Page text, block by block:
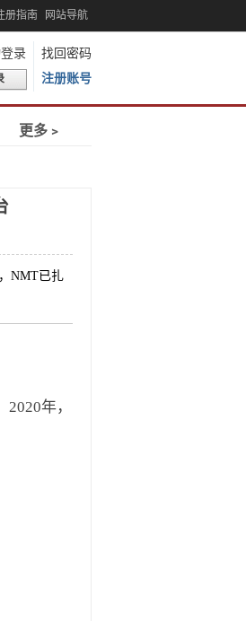
册指南 网站导航
录
找回密码
注册账号
更多﹥
NMT已扎
年，